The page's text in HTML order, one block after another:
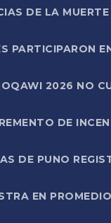
DE LA
PARTICIPARON
2026 NO
DE
DE PUNO
EN